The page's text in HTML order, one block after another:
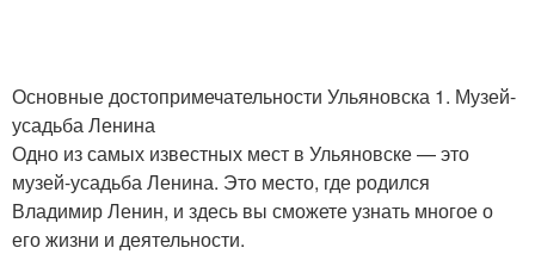
Основные достопримечательности Ульяновска 1. Музей-
усадьба Ленина
Одно из самых известных мест в Ульяновске — это
музей-усадьба Ленина. Это место, где родился
Владимир Ленин, и здесь вы сможете узнать многое о
его жизни и деятельности.